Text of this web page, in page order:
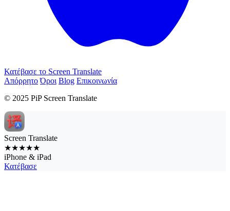
Κατέβασε το Screen Translate
Απόρρητο Όροι Blog Επικοινωνία
© 2025 PiP Screen Translate
Screen Translate
★★★★★
iPhone & iPad
Κατέβασε